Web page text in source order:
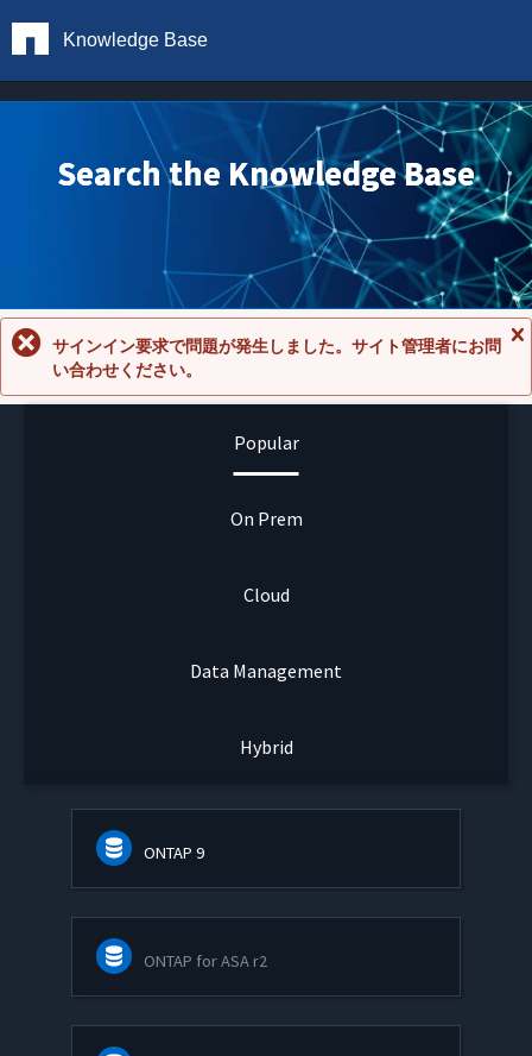
Knowledge Base
Search the Knowledge Base
セ
サインイン要求で問題が発生しました。サイト管理者にお問
い合わせください。
Popular
On Prem
Cloud
Data Management
Hybrid
ONTAP 9
ONTAP for ASA r2